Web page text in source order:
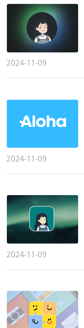
2024-11-09
2024-11-09
2024-11-09